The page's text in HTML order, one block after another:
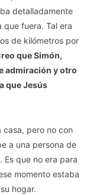
detalladamente
fuera. Tal era
de kilómetros por
que Simón,
admiración y otro
que Jesús
casa, pero no con
a una persona de
Es que no era para
momento estaba
hogar.